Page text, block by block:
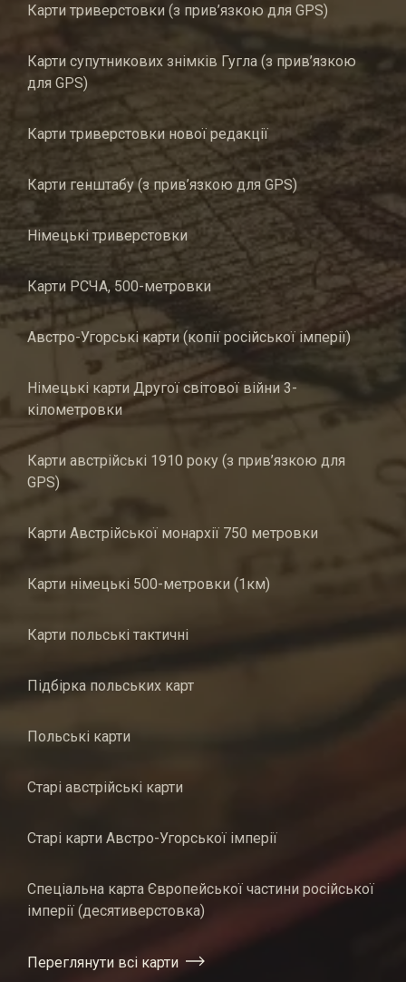
Карти триверстовки (з прив’язкою для GPS)
Карти супутникових знімків Гугла (з прив’язкою
для GPS)
Карти триверстовки нової редакції
Карти генштабу (з прив’язкою для GPS)
Німецькі триверстовки
Карти РСЧА, 500-метровки
Австро-Угорські карти (копії російської імперії)
Німецькі карти Другої світової війни 3-
кілометровки
Карти австрійські 1910 року (з прив’язкою для
GPS)
Карти Австрійської монархії 750 метровки
Карти німецькі 500-метровки (1км)
Карти польські тактичні
Підбірка польських карт
Польські карти
Старі австрійські карти
Старі карти Австро-Угорської імперії
Спеціальна карта Європейської частини російської
імперії (десятиверстовка)
Переглянути всі карти